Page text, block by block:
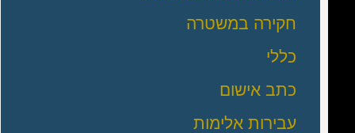
חקירה במשטרה
כללי
כתב אישום
עבירות אלימות